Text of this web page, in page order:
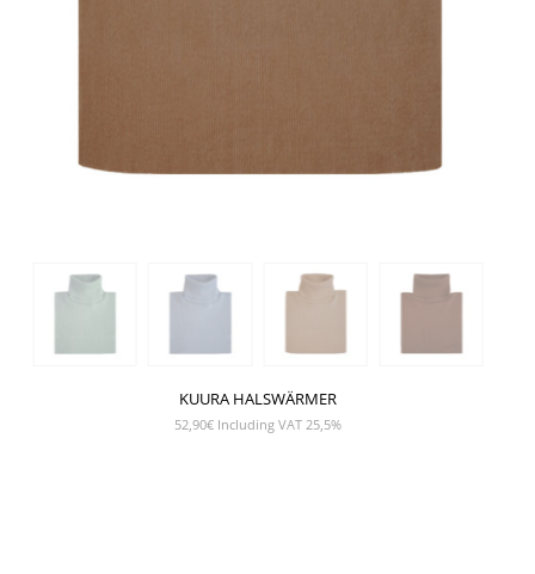
KUURA HALSWÄRMER
52,90€ Including VAT 25,5%